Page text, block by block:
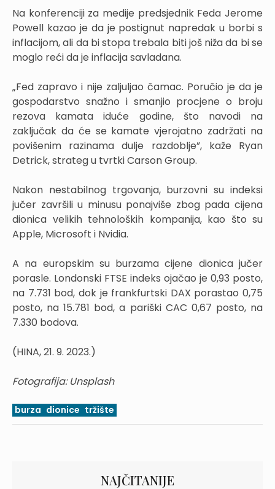
Na konferenciji za medije predsjednik Feda Jerome
Powell kazao je da je postignut napredak u borbi s
inflacijom, ali da bi stopa trebala biti još niža da bi se
moglo reći da je inflacija savladana.
„Fed zapravo i nije zaljuljao čamac. Poručio je da je
gospodarstvo snažno i smanjio procjene o broju
rezova kamata iduće godine, što navodi na
zaključak da će se kamate vjerojatno zadržati na
povišenim razinama dulje razdoblje”, kaže Ryan
Detrick, strateg u tvrtki Carson Group.
Nakon nestabilnog trgovanja, burzovni su indeksi
jučer završili u minusu ponajviše zbog pada cijena
dionica velikih tehnoloških kompanija, kao što su
Apple, Microsoft i Nvidia.
A na europskim su burzama cijene dionica jučer
porasle. Londonski FTSE indeks ojačao je 0,93 posto,
na 7.731 bod, dok je frankfurtski DAX porastao 0,75
posto, na 15.781 bod, a pariški CAC 0,67 posto, na
7.330 bodova.
(HINA, 21. 9. 2023.)
Fotografija: Unsplash
burza dionice tržište
NAJČITANIJE